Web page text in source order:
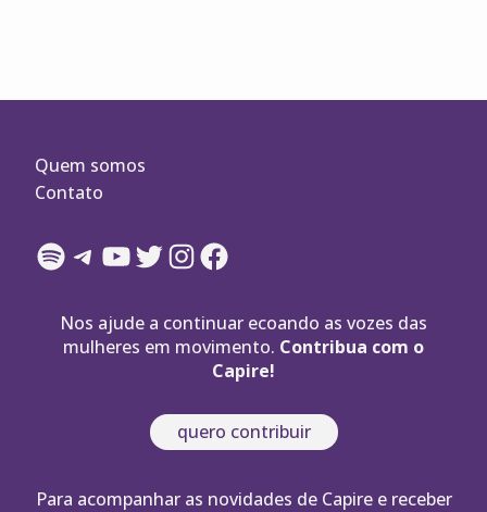
Quem somos
Contato
Spotify
Telegram
YouTube
Twitter
Instagram
Facebook
Nos ajude a continuar ecoando as vozes das
mulheres em movimento. Contribua com o
Capire!
quero contribuir
Para acompanhar as novidades de Capire e receber